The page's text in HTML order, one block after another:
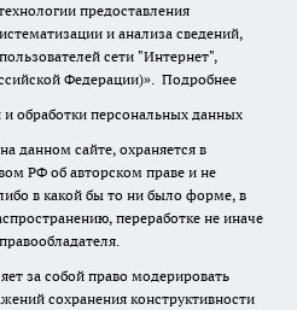
предоставления
и анализа сведений,
сети "Интернет",
Федерации)». Подробнее
обработки персональных данных
данном сайте, охраняется в
РФ об авторском праве и не
в какой бы то ни было форме, в
переработке не иначе
за собой право модерировать
сохранения конструктивности